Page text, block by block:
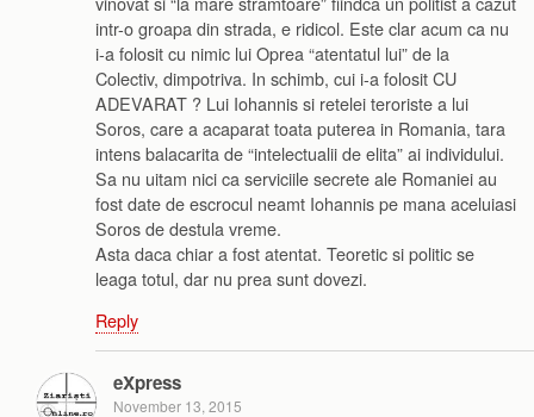
intr-o groapa din strada, e ridicol. Este clar acum ca nu
i-a folosit cu nimic lui Oprea “atentatul lui” de la
Colectiv, dimpotriva. In schimb, cui i-a folosit CU
ADEVARAT ? Lui Iohannis si retelei teroriste a lui
Soros, care a acaparat toata puterea in Romania, tara
intens balacarita de “intelectualii de elita” ai individului.
Sa nu uitam nici ca serviciile secrete ale Romaniei au
fost date de escrocul neamt Iohannis pe mana aceluiasi
Soros de destula vreme.
Asta daca chiar a fost atentat. Teoretic si politic se
leaga totul, dar nu prea sunt dovezi.
Reply
eXpress
November 13, 2015